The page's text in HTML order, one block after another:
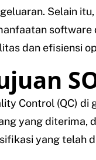
Selain
software
dan efisiensi
Control (QC) di
yang diterima,
yang telah